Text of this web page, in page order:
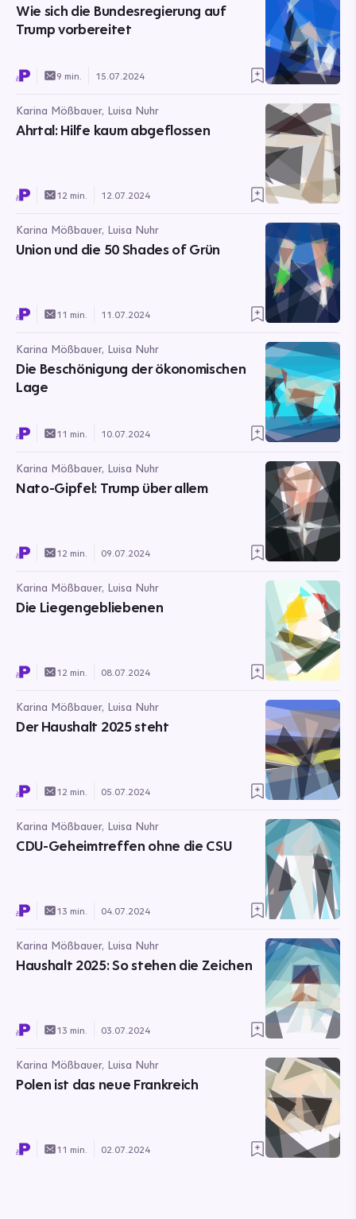
Wie sich die Bundesregierung auf
Trump vorbereitet
9 min. 15.07.2024
Karina Mößbauer, Luisa Nuhr
Ahrtal: Hilfe kaum abgeflossen
12 min. 12.07.2024
Karina Mößbauer, Luisa Nuhr
Union und die 50 Shades of Grün
11 min. 11.07.2024
Karina Mößbauer, Luisa Nuhr
Die Beschönigung der ökonomischen
Lage
11 min. 10.07.2024
Karina Mößbauer, Luisa Nuhr
Nato-Gipfel: Trump über allem
12 min. 09.07.2024
Karina Mößbauer, Luisa Nuhr
Die Liegengebliebenen
12 min. 08.07.2024
Karina Mößbauer, Luisa Nuhr
Der Haushalt 2025 steht
12 min. 05.07.2024
Karina Mößbauer, Luisa Nuhr
CDU-Geheimtreffen ohne die CSU
13 min. 04.07.2024
Karina Mößbauer, Luisa Nuhr
Haushalt 2025: So stehen die Zeichen
13 min. 03.07.2024
Karina Mößbauer, Luisa Nuhr
Polen ist das neue Frankreich
11 min. 02.07.2024